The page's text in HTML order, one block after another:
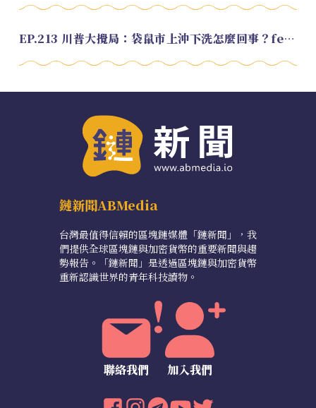
EP.213 川普大攪局：袋鼠市上沖下洗怎麼回事？feat. Alvin
鏈新聞ABMedia
台灣最值得信賴的區塊鏈媒體「鏈新聞」，我
們提供全球區塊鏈與加密貨幣的重要新聞與趨
勢報告。「鏈新聞」是透過區塊鏈與加密貨幣
重新認識世界的青年科技讀物。
聯絡我們 加入我們